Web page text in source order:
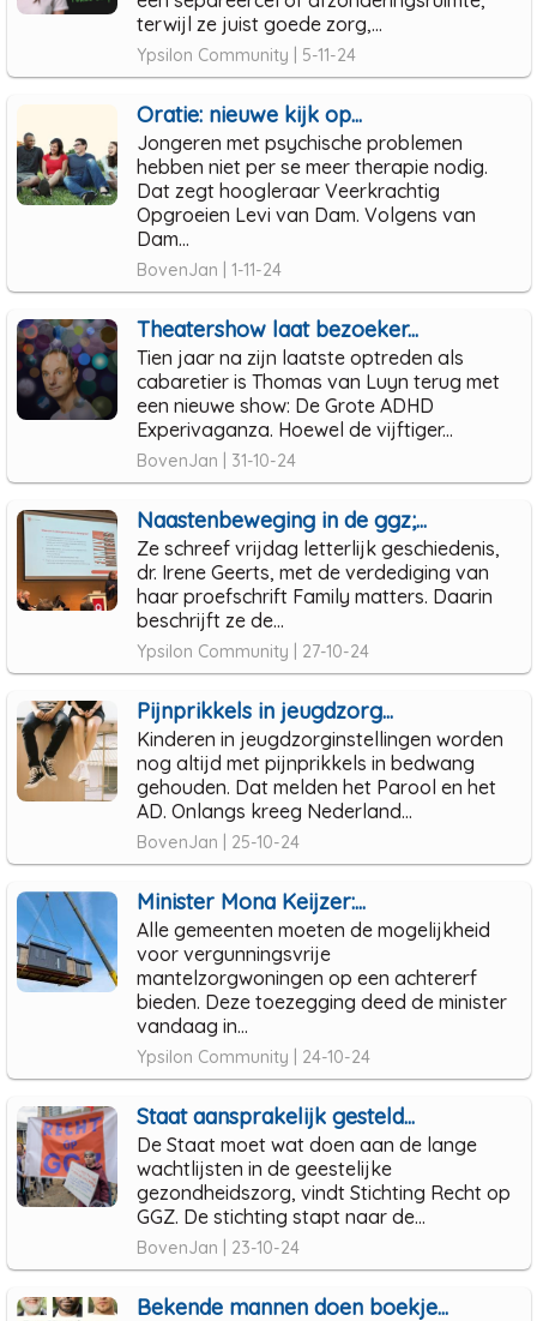
terwijl ze juist goede zorg,...
Ypsilon Community | 5-11-24
Oratie: nieuwe kijk op...
Jongeren met psychische problemen
hebben niet per se meer therapie nodig.
Dat zegt hoogleraar Veerkrachtig
Opgroeien Levi van Dam. Volgens van
Dam...
BovenJan | 1-11-24
Theatershow laat bezoeker...
Tien jaar na zijn laatste optreden als
cabaretier is Thomas van Luyn terug met
een nieuwe show: De Grote ADHD
Experivaganza. Hoewel de vijftiger...
BovenJan | 31-10-24
Naastenbeweging in de ggz;...
Ze schreef vrijdag letterlijk geschiedenis,
dr. Irene Geerts, met de verdediging van
haar proefschrift Family matters. Daarin
beschrijft ze de...
Ypsilon Community | 27-10-24
Pijnprikkels in jeugdzorg...
Kinderen in jeugdzorginstellingen worden
nog altijd met pijnprikkels in bedwang
gehouden. Dat melden het Parool en het
AD. Onlangs kreeg Nederland...
BovenJan | 25-10-24
Minister Mona Keijzer:...
Alle gemeenten moeten de mogelijkheid
voor vergunningsvrije
mantelzorgwoningen op een achtererf
bieden. Deze toezegging deed de minister
vandaag in...
Ypsilon Community | 24-10-24
Staat aansprakelijk gesteld...
De Staat moet wat doen aan de lange
wachtlijsten in de geestelijke
gezondheidszorg, vindt Stichting Recht op
GGZ. De stichting stapt naar de...
BovenJan | 23-10-24
Bekende mannen doen boekje...